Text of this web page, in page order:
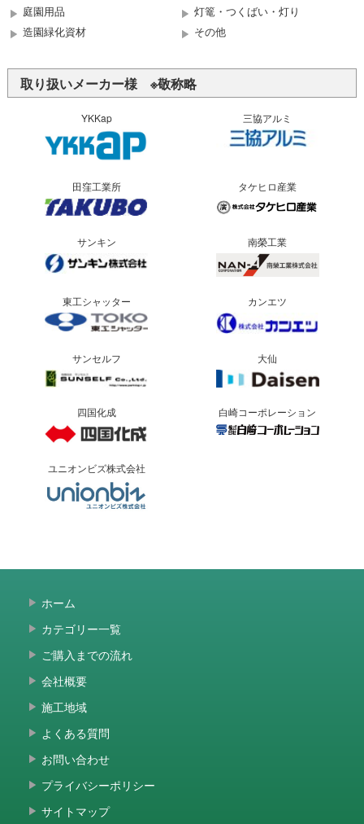
庭園用品
灯篭・つくばい・灯り
造園緑化資材
その他
取り扱いメーカー様 ※敬称略
YKKap 三協アルミ
田窪工業所 タケヒロ産業
サンキン 南榮工業
東工シャッター カンエツ
サンセルフ 大仙
四国化成 白崎コーポレーション
ユニオンビズ株式会社
ホーム
カテゴリー一覧
ご購入までの流れ
会社概要
施工地域
よくある質問
お問い合わせ
プライバシーポリシー
サイトマップ